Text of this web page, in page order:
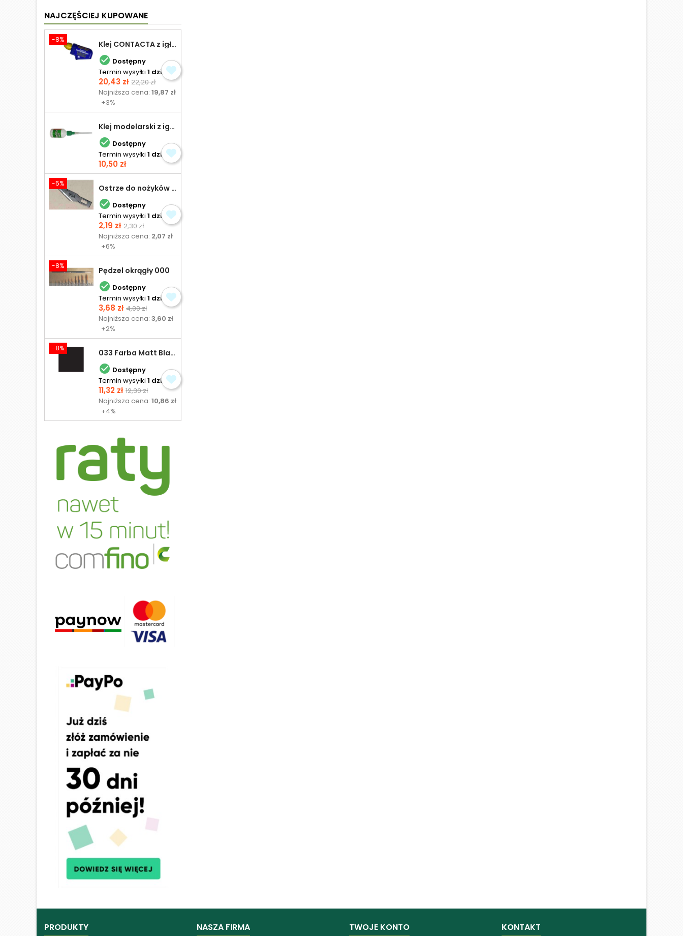
NAJCZĘŚCIEJ KUPOWANE
-8% Klej CONTACTA z igłą do plastiku 25,0 g
 Dostępny
Termin wysyłki 1 dzień
Cena
20,43 zł Cena
podstawowa
22,20 zł
Najniższa cena:19,87 zł
+3%
Klej modelarski z igłą 30 ml
 Dostępny
Termin wysyłki 1 dzień
Cena
10,50 zł
-5% Ostrze do nożyków Excel
 Dostępny
Termin wysyłki 1 dzień
Cena
2,19 zł Cena
podstawowa
2,30 zł
Najniższa cena: 2,07 zł
+6%
-8% Pędzel okrągły 000
 Dostępny
Termin wysyłki 1 dzień
Cena
3,68 zł Cena
podstawowa
4,00 zł
Najniższa cena:3,60 zł
+2%
-8% 033 Farba Matt Black - olejna
 Dostępny
Termin wysyłki 1 dzień
Cena
11,32 zł Cena
podstawowa
12,30 zł
Najniższa cena:10,86 zł
+4%
PRODUKTY NASZA FIRMA TWOJE KONTO KONTAKT